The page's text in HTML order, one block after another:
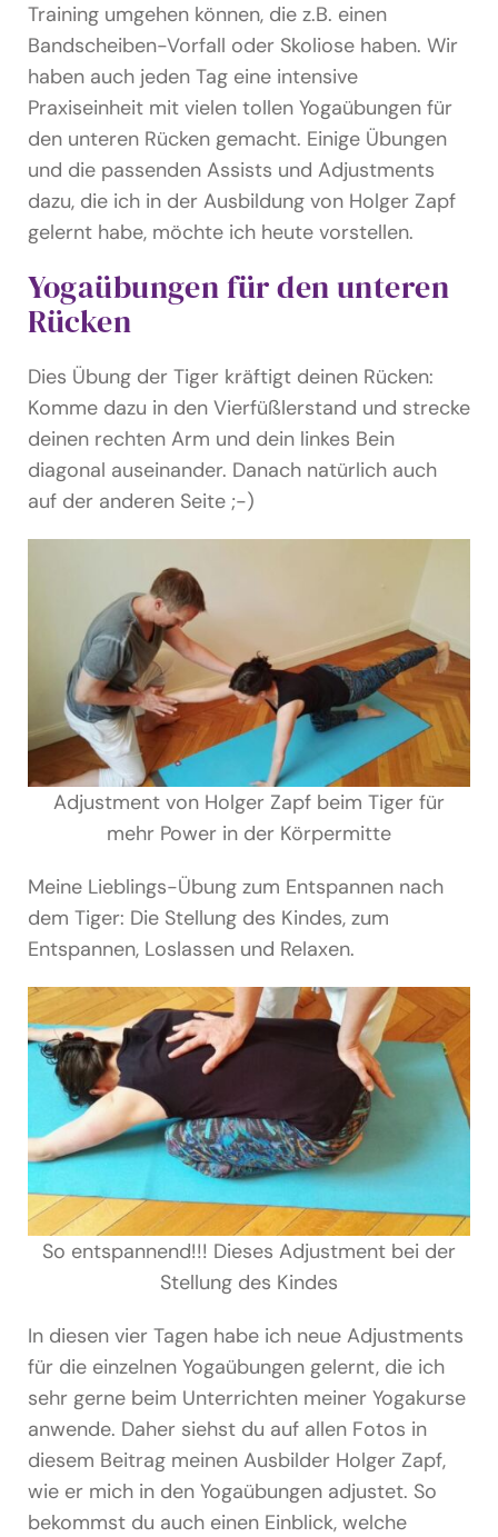
Training umgehen können, die z.B. einen
Bandscheiben-Vorfall oder Skoliose haben. Wir
haben auch jeden Tag eine intensive
Praxiseinheit mit vielen tollen Yogaübungen für
den unteren Rücken gemacht. Einige Übungen
und die passenden Assists und Adjustments
dazu, die ich in der Ausbildung von Holger Zapf
gelernt habe, möchte ich heute vorstellen.
Yogaübungen für den unteren
Rücken
Dies Übung der Tiger kräftigt deinen Rücken:
Komme dazu in den Vierfüßlerstand und strecke
deinen rechten Arm und dein linkes Bein
diagonal auseinander. Danach natürlich auch
auf der anderen Seite ;-)
Adjustment von Holger Zapf beim Tiger für
mehr Power in der Körpermitte
Meine Lieblings-Übung zum Entspannen nach
dem Tiger: Die Stellung des Kindes, zum
Entspannen, Loslassen und Relaxen.
So entspannend!!! Dieses Adjustment bei der
Stellung des Kindes
In diesen vier Tagen habe ich neue Adjustments
für die einzelnen Yogaübungen gelernt, die ich
sehr gerne beim Unterrichten meiner Yogakurse
anwende. Daher siehst du auf allen Fotos in
diesem Beitrag meinen Ausbilder Holger Zapf,
wie er mich in den Yogaübungen adjustet. So
bekommst du auch einen Einblick, welche